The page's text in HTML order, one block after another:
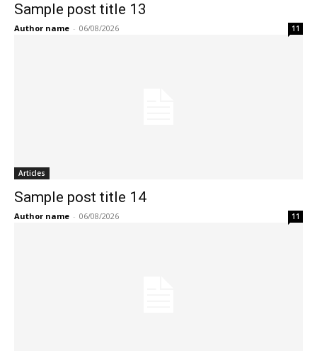
Sample post title 13
Author name - 06/08/2026 11
Articles
Sample post title 14
Author name - 06/08/2026 11